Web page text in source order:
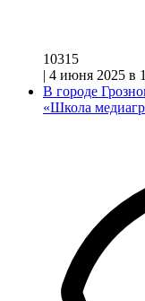
10315
| 4 июня 2025 в
В городе
«Школа